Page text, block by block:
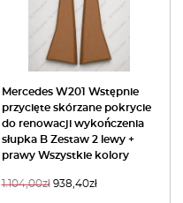
Mercedes W201 Wstępnie
przycięte skórzane pokrycie
do renowacji wykończenia
słupka B Zestaw 2 lewy +
prawy Wszystkie kolory
1.104,00zł 938,40zł